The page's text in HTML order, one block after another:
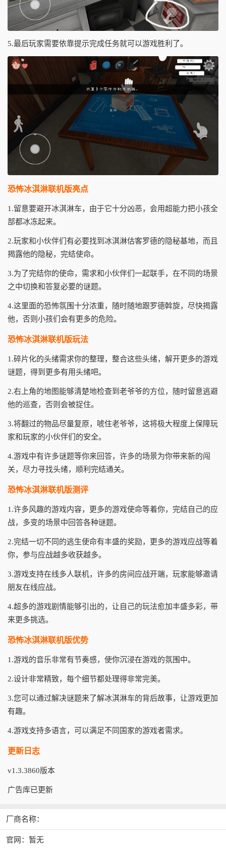
5.最后玩家需要依靠提示完成任务就可以游戏胜利了。
恐怖冰淇淋联机版亮点
1.留意要避开冰淇淋车，由于它十分凶恶，会用超能力把小孩全
部都冰冻起来。
2.玩家和小伙伴们有必要找到冰淇淋估客罗德的隐秘基地，而且
揭露他的隐秘，完结使命。
3.为了完结你的使命，需求和小伙伴们一起联手，在不同的场景
之中切换和答复必要的谜题。
4.这里面的恐怖氛围十分浓重，随时随地跟罗德斡旋，尽快揭露
他，否则小孩们会有更多的危险。
恐怖冰淇淋联机版玩法
1.碎片化的头绪需求你的整理，整合这些头绪，解开更多的游戏
谜题，得到更多有用头绪吧。
2.右上角的地图能够清楚地检查到老爷爷的方位，随时留意逃避
他的巡查，否则会被捉住。
3.将翻过的物品尽量复原，唬住老爷爷，这将极大程度上保障玩
家和玩家的小伙伴们的安全。
4.游戏中有许多谜题等你来回答，许多的场景为你带来新的闯
关，尽力寻找头绪，顺利完结通关。
恐怖冰淇淋联机版测评
1.许多风趣的游戏内容，更多的游戏使命等着你，完结自己的应
战，多变的场景中回答各种谜题。
2.完结一切不同的逃生使命有丰盛的奖励，更多的游戏应战等着
你，参与应战越多收获越多。
3.游戏支持在线多人联机，许多的房间应战开端，玩家能够邀请
朋友在线应战。
4.超多的游戏剧情能够引出的，让自己的玩法愈加丰盛多彩，带
来更多挑选。
恐怖冰淇淋联机版优势
1.游戏的音乐非常有节奏感，使你沉浸在游戏的氛围中。
2.设计非常精致，每个细节都处理得非常完美。
3.您可以通过解决谜题来了解冰淇淋车的背后故事，让游戏更加
有趣。
4.游戏支持多语言，可以满足不同国家的游戏者需求。
更新日志
v1.3.3860版本
广告库已更新
厂商名称：
官网：暂无